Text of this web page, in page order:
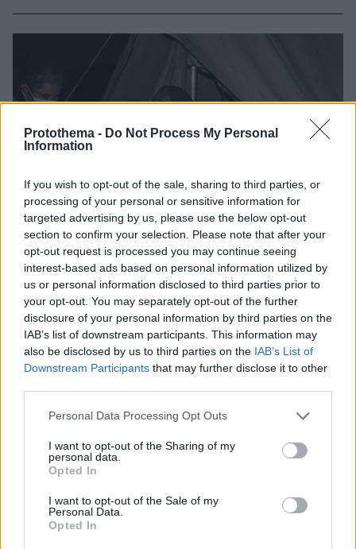
Protothema - Do Not Process My Personal
Information
If you wish to opt-out of the sale, sharing to third parties, or
processing of your personal or sensitive information for
targeted advertising by us, please use the below opt-out
section to confirm your selection. Please note that after your
opt-out request is processed you may continue seeing
interest-based ads based on personal information utilized by
us or personal information disclosed to third parties prior to
your opt-out. You may separately opt-out of the further
disclosure of your personal information by third parties on the
IAB’s list of downstream participants. This information may
also be disclosed by us to third parties on the IAB’s List of
Downstream Participants that may further disclose it to other
Please note that this website/app uses one or more Google
not limited to your visit or usage behaviour. You may click to
grant or deny consent to Google and its third-party tags to
use your data for below specified purposes in below Google
consent section.
Personal Data Processing Opt Outs
I want to opt-out of the Sharing of my
personal data.
Opted In
I want to opt-out of the Sale of my
Personal Data.
Opted In
σεισμόπληκτες περιοχές της Λάρισας
οικίσκοι, 40 τροχόσπιτα και 400 σκηνές
- Συνεχίζονται οι γεωλογικές έρευνες για τη μελέτη